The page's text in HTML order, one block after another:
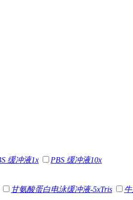
缓冲液1x PBS 缓冲液10x
甘氨酸蛋白电泳缓冲液-5xTris